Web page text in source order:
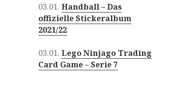
03.01.Handball – Das
offizielle Stickeralbum
2021/22
03.01.Lego Ninjago Trading
Card Game – Serie 7